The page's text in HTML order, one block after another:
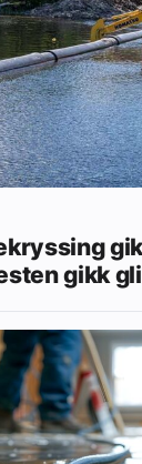
gikk